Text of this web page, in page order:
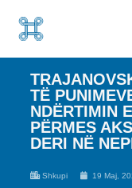
TË
NDËRTIMIN
PËRMES
DERI NË
Shkupi 19 Maj,